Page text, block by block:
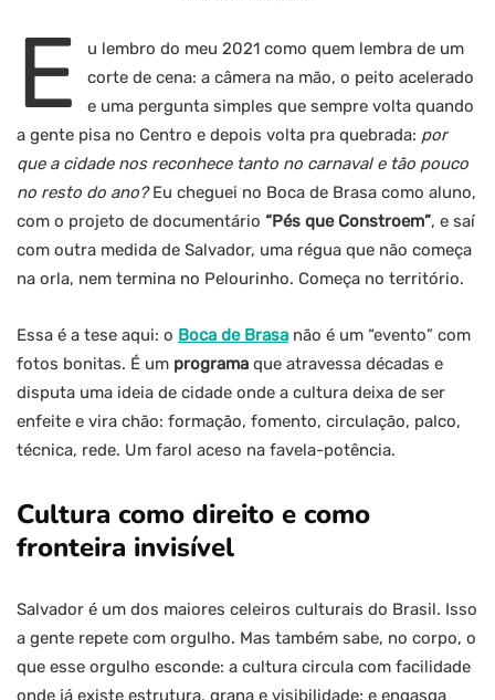
E
u lembro do meu 2021 como quem lembra de um
corte de cena: a câmera na mão, o peito acelerado
e uma pergunta simples que sempre volta quando
a gente pisa no Centro e depois volta pra quebrada: por
que a cidade nos reconhece tanto no carnaval e tão pouco
no resto do ano?Eu cheguei no Boca de Brasa como aluno,
com o projeto de documentário “Pés que Constroem”, e saí
com outra medida de Salvador, uma régua que não começa
na orla, nem termina no Pelourinho. Começa no território.
Essa é a tese aqui: o Boca de Brasa não é um “evento” com
fotos bonitas. É um programa que atravessa décadas e
disputa uma ideia de cidade onde a cultura deixa de ser
enfeite e vira chão: formação, fomento, circulação, palco,
técnica, rede. Um farol aceso na favela-potência.
Cultura como direito e como
fronteira invisível
Salvador é um dos maiores celeiros culturais do Brasil. Isso
a gente repete com orgulho. Mas também sabe, no corpo, o
que esse orgulho esconde: a cultura circula com facilidade
onde já existe estrutura, grana e visibilidade; e engasga